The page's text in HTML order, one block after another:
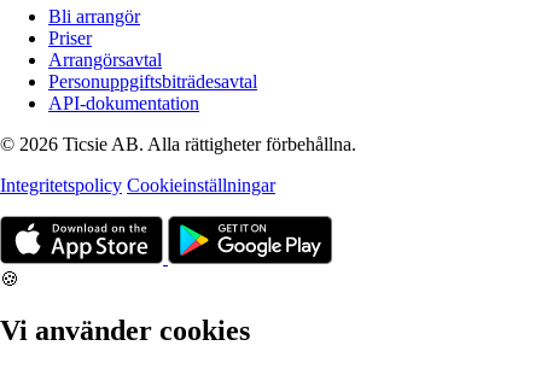
Bli arrangör
Priser
Arrangörsavtal
Personuppgiftsbiträdesavtal
API-dokumentation
© 2026 Ticsie AB. Alla rättigheter förbehållna.
Integritetspolicy Cookieinställningar
🍪
Vi använder cookies